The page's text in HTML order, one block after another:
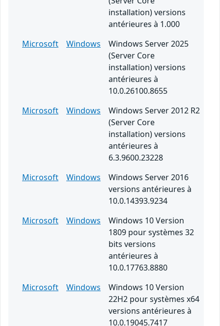
installation) versions
antérieures à 1.000
Microsoft
Windows
Windows Server 2025
(Server Core
installation) versions
antérieures à
10.0.26100.8655
Microsoft
Windows
Windows Server 2012 R2
(Server Core
installation) versions
antérieures à
6.3.9600.23228
Microsoft
Windows
Windows Server 2016
versions antérieures à
10.0.14393.9234
Microsoft
Windows
Windows 10 Version
1809 pour systèmes 32
bits versions
antérieures à
10.0.17763.8880
Microsoft
Windows
Windows 10 Version
22H2 pour systèmes x64
versions antérieures à
10.0.19045.7417